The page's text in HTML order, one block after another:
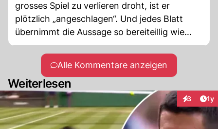
grosses Spiel zu verlieren droht, ist er
plötzlich „angeschlagen“. Und jedes Blatt
übernimmt die Aussage so bereiteillig wie
unkritisch.
Alle Kommentare anzeigen
Weiterlesen
3 1y